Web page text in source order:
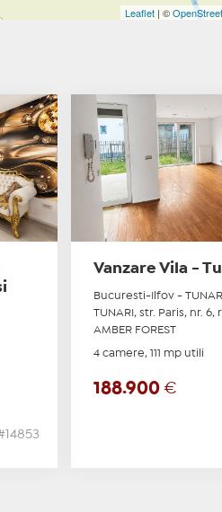
Leaflet| ©
Vanzare Vila -
Bucuresti-Ilfov -
TUNARI, str. Paris, nr. 6,
AMBER FOREST
4 camere, 111 mp utili
188.900€